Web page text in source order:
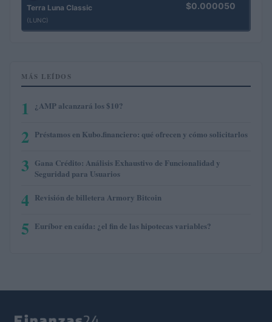
Terra Luna Classic
(LUNC)
$0.000050
MÁS LEÍDOS
1 ¿AMP alcanzará los $10?
2 Préstamos en Kubo.financiero: qué ofrecen y cómo solicitarlos
3 Gana Crédito: Análisis Exhaustivo de Funcionalidad y
Seguridad para Usuarios
4 Revisión de billetera Armory Bitcoin
5 Euríbor en caída: ¿el fin de las hipotecas variables?